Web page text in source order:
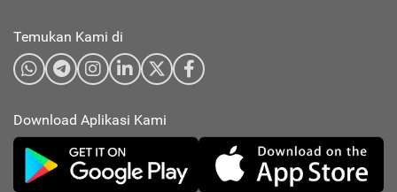
Temukan Kami di
Download Aplikasi Kami